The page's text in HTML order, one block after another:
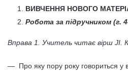
ВИВЧЕННЯ НОВОГО
Робота за підручником (г.
Вправа 1. Учитель читає вірш JI.
— Про яку пору року говориться у